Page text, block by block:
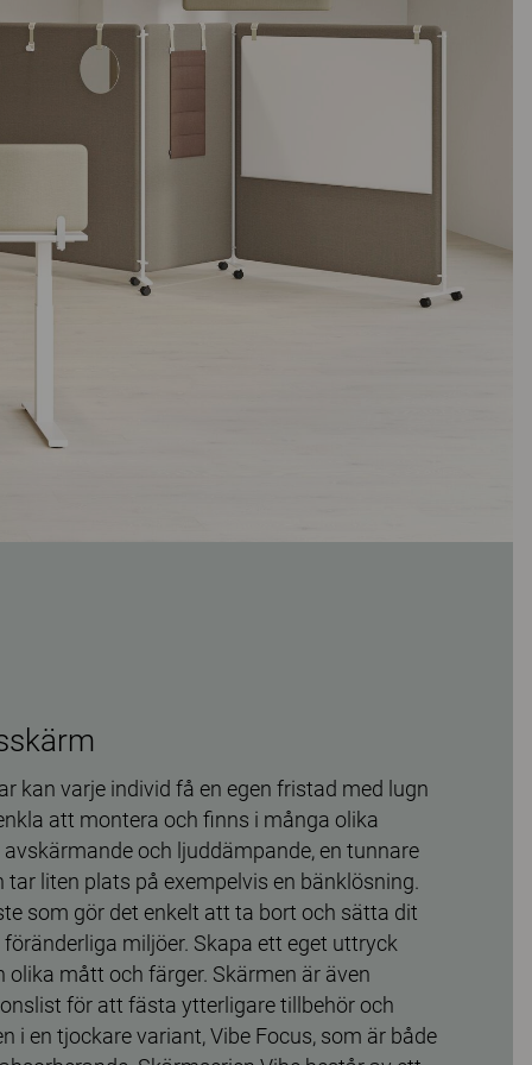
kan varje individ få en egen fristad med lugn
att montera och finns i många olika
och ljuddämpande, en tunnare
liten plats på exempelvis en bänklösning.
som gör det enkelt att ta bort och sätta dit
miljöer. Skapa ett eget uttryck
mått och färger. Skärmen är även
för att fästa ytterligare tillbehör och
i en tjockare variant, Vibe Focus, som är både